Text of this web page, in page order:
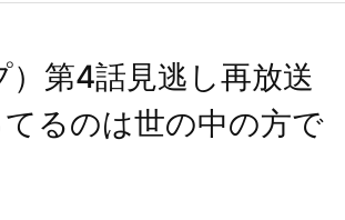
）第4話見逃し再放送
るのは世の中の方で